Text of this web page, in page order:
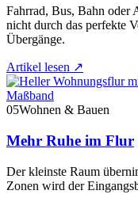
Fahrrad, Bus, Bahn oder
nicht durch das perfekte
Übergänge.
Artikel lesen ↗
05Wohnen & Bauen
Mehr Ruhe im Flur
Der kleinste Raum
Zonen wird der